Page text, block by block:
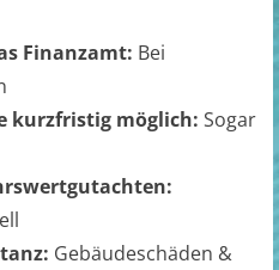
Finanzamt: Bei
kurzfristig möglich: Sogar
Gebäudeschäden &